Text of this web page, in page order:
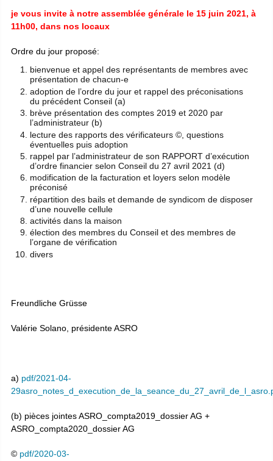
je vous invite à notre assemblée générale le 15 juin 2021, à
11h00, dans nos locaux
Ordre du jour proposé:
bienvenue et appel des représentants de membres avec
présentation de chacun-e
adoption de l’ordre du jour et rappel des préconisations
du précédent Conseil (a)
brève présentation des comptes 2019 et 2020 par
l’administrateur (b)
lecture des rapports des vérificateurs ©, questions
éventuelles puis adoption
rappel par l’administrateur de son RAPPORT d’exécution
d’ordre financier selon Conseil du 27 avril 2021 (d)
modification de la facturation et loyers selon modèle
préconisé
répartition des bails et demande de syndicom de disposer
d’une nouvelle cellule
activités dans la maison
élection des membres du Conseil et des membres de
l’organe de vérification
divers
Freundliche Grüsse
Valérie Solano, présidente ASRO
a) pdf/2021-04-
(b) pièces jointes ASRO_compta2019_dossier AG +
ASRO_compta2020_dossier AG
© pdf/2020-03-